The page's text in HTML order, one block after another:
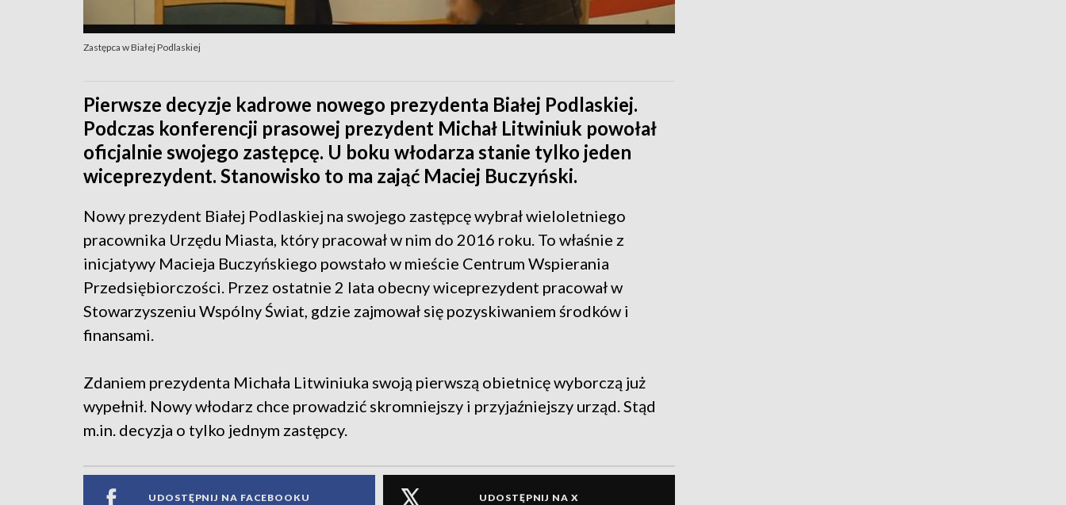
Zastępca w Białej Podlaskiej
Pierwsze decyzje kadrowe nowego prezydenta Białej Podlaskiej.
Podczas konferencji prasowej prezydent Michał Litwiniuk powołał
oficjalnie swojego zastępcę. U boku włodarza stanie tylko jeden
wiceprezydent. Stanowisko to ma zająć Maciej Buczyński.
Nowy prezydent Białej Podlaskiej na swojego zastępcę wybrał wieloletniego
pracownika Urzędu Miasta, który pracował w nim do 2016 roku. To właśnie z
inicjatywy Macieja Buczyńskiego powstało w mieście Centrum Wspierania
Przedsiębiorczości. Przez ostatnie 2 lata obecny wiceprezydent pracował w
Stowarzyszeniu Wspólny Świat, gdzie zajmował się pozyskiwaniem środków i
finansami.
Zdaniem prezydenta Michała Litwiniuka swoją pierwszą obietnicę wyborczą już
wypełnił. Nowy włodarz chce prowadzić skromniejszy i przyjaźniejszy urząd. Stąd
m.in. decyzja o tylko jednym zastępcy.
UDOSTĘPNIJ NA FACEBOOKU UDOSTĘPNIJ NA X